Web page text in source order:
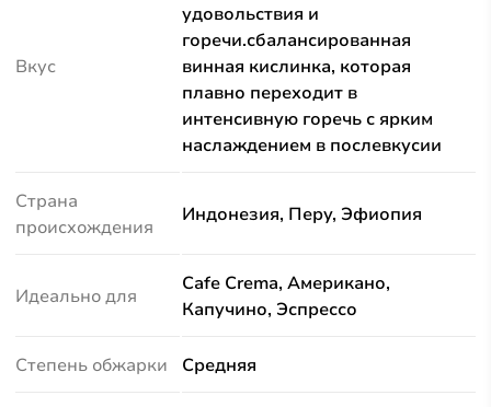
Вкус
удовольствия и
горечи.сбалансированная
винная кислинка, которая
плавно переходит в
интенсивную горечь с ярким
наслаждением в послевкусии
Страна
происхождения
Индонезия, Перу, Эфиопия
Идеально для
Cafe Crema, Американо,
Капучино, Эспрессо
Степень обжарки Средняя